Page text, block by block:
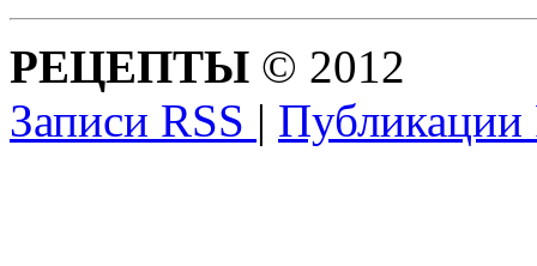
РЕЦЕПТЫ © 2012
Записи RSS | Публикации